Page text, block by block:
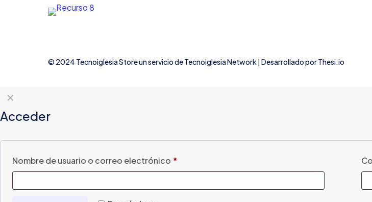
© 2024 Tecnoiglesia Store un servicio deTecnoiglesia Network | Desarrollado porThesi.io
✕
Acceder
Nombre de usuario o correo electrónico *